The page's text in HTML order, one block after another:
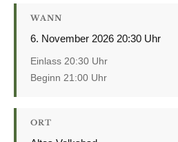
WANN
6. November 2026 20:30 Uhr
Einlass 20:30 Uhr
Beginn 21:00 Uhr
ORT